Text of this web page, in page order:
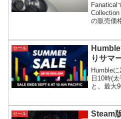
Fanatical
の販売価
さそうで
セール
りサマ
Humble
日10時(
と。最大
セール
Steam